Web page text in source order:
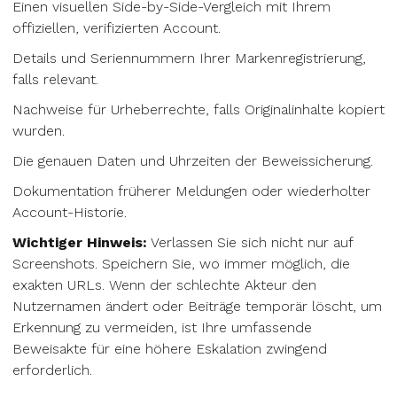
Einen visuellen Side-by-Side-Vergleich mit Ihrem
offiziellen, verifizierten Account.
Details und Seriennummern Ihrer Markenregistrierung,
falls relevant.
Nachweise für Urheberrechte, falls Originalinhalte kopiert
wurden.
Die genauen Daten und Uhrzeiten der Beweissicherung.
Dokumentation früherer Meldungen oder wiederholter
Account-Historie.
Wichtiger Hinweis: Verlassen Sie sich nicht nur auf
Screenshots. Speichern Sie, wo immer möglich, die
exakten URLs. Wenn der schlechte Akteur den
Nutzernamen ändert oder Beiträge temporär löscht, um
Erkennung zu vermeiden, ist Ihre umfassende
Beweisakte für eine höhere Eskalation zwingend
erforderlich.